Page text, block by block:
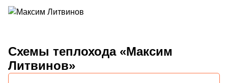
Схемы теплохода «Максим
Литвинов»